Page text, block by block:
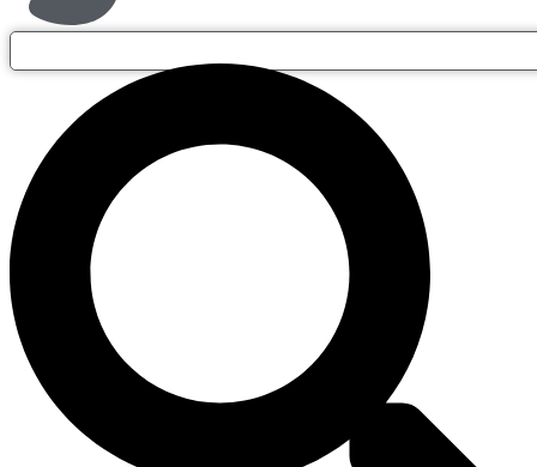
Search